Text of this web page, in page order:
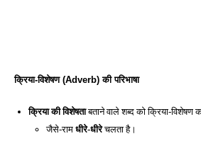
क्रिया-विशेषण (Adverb) की परिभाषा
क्रिया की विशेषता बताने वाले शब्द को क्रिया-विशेषण
जैसे-राम धीरे-धीरे चलता है।